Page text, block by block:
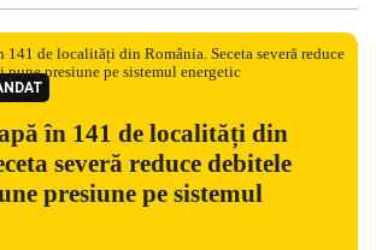
în 141 de localități din
severă reduce debitele
presiune pe sistemul